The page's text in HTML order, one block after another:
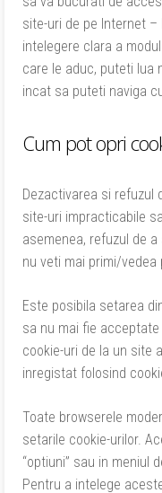
site-uri de pe Internet
intelegere clara a
care le aduc, puteti lua
incat sa puteti naviga
Cum pot opri
Dezactivarea si refuzul
site-uri impracticabile
asemenea, refuzul de
nu veti mai primi/vedea
Este posibila setarea
sa nu mai fie
cookie-uri de la un site
inregistat folosind
Toate browserele
setarile cookie-urilor.
“optiuni” sau in meniul
Pentru a intelege